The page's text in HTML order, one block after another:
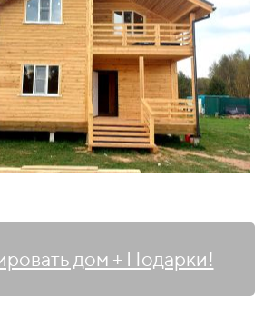
дом + Подарки!